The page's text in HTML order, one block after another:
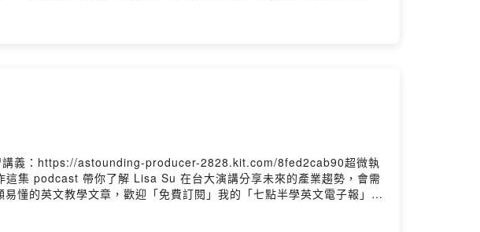
費領取」主題學習講義：https://astounding-producer-
by Firstory Hosting
講義：https://astounding-producer-2828.kit.com/8fed2cab90超微執
集 podcast 帶你了解 Lisa Su 在台大演講分享未來的產業趨勢，會需
懂的英文教學文章，歡迎「免費訂閱」我的「七點半學英文電子報」：